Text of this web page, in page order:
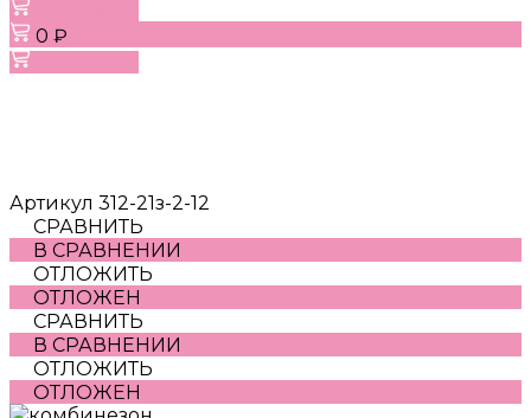
0 ₽
Артикул 312-21з-2-12
СРАВНИТЬ
В СРАВНЕНИИ
ОТЛОЖИТЬ
ОТЛОЖЕН
СРАВНИТЬ
В СРАВНЕНИИ
ОТЛОЖИТЬ
ОТЛОЖЕН